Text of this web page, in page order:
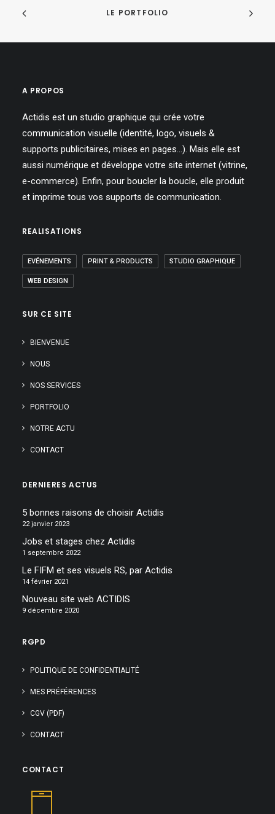
LE PORTFOLIO
A PROPOS
Actidis est un studio graphique qui crée votre
communication visuelle (identité, logo, visuels &
supports publicitaires, mises en pages…). Mais elle est
aussi numérique et développe votre site internet (vitrine,
e-commerce). Enfin, pour boucler la boucle, elle produit
et imprime tous vos supports de communication.
REALISATIONS
EVÉNEMENTS PRINT & PRODUCTS STUDIO GRAPHIQUE
WEB DESIGN
SUR CE SITE
BIENVENUE
NOUS
NOS SERVICES
PORTFOLIO
NOTRE ACTU
CONTACT
DERNIERES ACTUS
5 bonnes raisons de choisir Actidis
22 janvier 2023
Jobs et stages chez Actidis
1 septembre 2022
Le FIFM et ses visuels RS, par Actidis
14 février 2021
Nouveau site web ACTIDIS
9 décembre 2020
RGPD
POLITIQUE DE CONFIDENTIALITÉ
MES PRÉFÉRENCES
CGV (PDF)
CONTACT
CONTACT